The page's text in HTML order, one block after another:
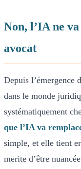
Non, l’IA ne
avocat
Depuis l’émergence
dans le monde
systématiquement
que l’IA va
simple, et elle tient
merite d’être